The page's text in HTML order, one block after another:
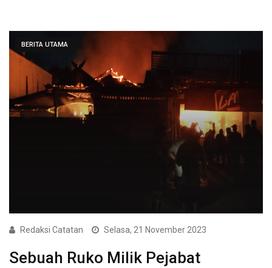
BERITA UTAMA
Redaksi Catatan Selasa, 21 November 2023
Sebuah Ruko Milik Pejabat